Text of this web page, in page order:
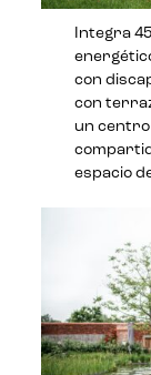
Integra
con
con
un
espacio